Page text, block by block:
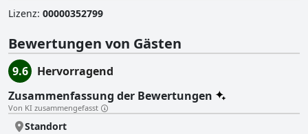
Lizenz: 00000352799
Bewertungen von Gästen
9.6
Hervorragend
Zusammenfassung der Bewertungen
Von KI zusammengefasst
Standort